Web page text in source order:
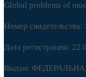
Global problems of
Номер
Дата регистрации:
Выдан: